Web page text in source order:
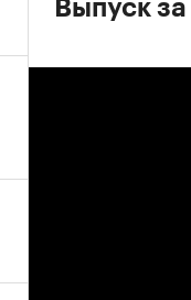
Выпуск